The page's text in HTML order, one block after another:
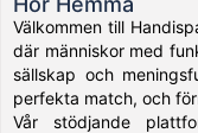
Välkommen till
där människor med
sällskap och
perfekta match, och
Vår stödjande